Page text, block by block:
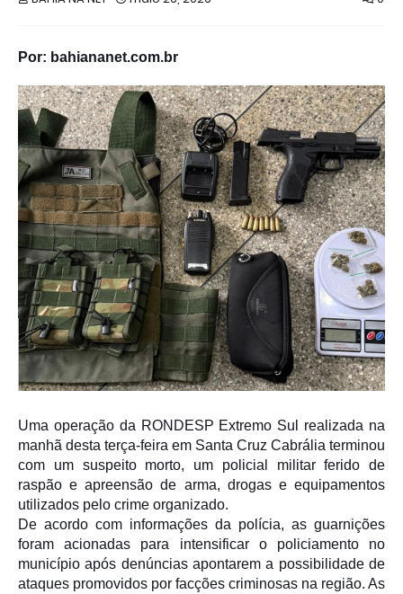
Por: bahiananet.com.br
Uma operação da RONDESP Extremo Sul realizada na
manhã desta terça-feira em Santa Cruz Cabrália terminou
com um suspeito morto, um policial militar ferido de
raspão e apreensão de arma, drogas e equipamentos
utilizados pelo crime organizado.
De acordo com informações da polícia, as guarnições
foram acionadas para intensificar o policiamento no
município após denúncias apontarem a possibilidade de
ataques promovidos por facções criminosas na região. As